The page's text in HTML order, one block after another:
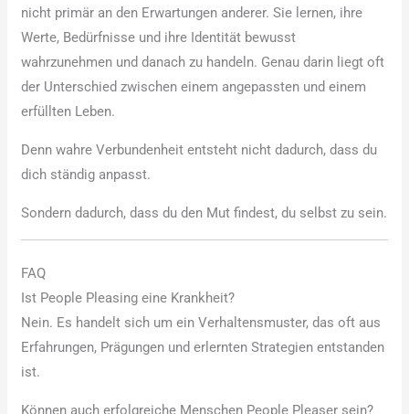
nicht primär an den Erwartungen anderer. Sie lernen, ihre
Werte, Bedürfnisse und ihre Identität bewusst
wahrzunehmen und danach zu handeln. Genau darin liegt oft
der Unterschied zwischen einem angepassten und einem
erfüllten Leben.
Denn wahre Verbundenheit entsteht nicht dadurch, dass du
dich ständig anpasst.
Sondern dadurch, dass du den Mut findest, du selbst zu sein.
FAQ
Ist People Pleasing eine Krankheit?
Nein. Es handelt sich um ein Verhaltensmuster, das oft aus
Erfahrungen, Prägungen und erlernten Strategien entstanden
ist.
Können auch erfolgreiche Menschen People Pleaser sein?